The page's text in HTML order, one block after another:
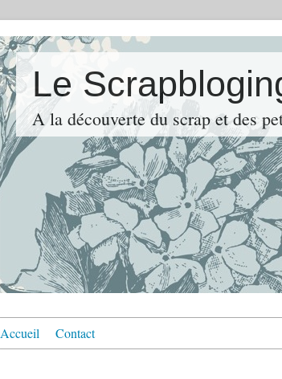
Le
A la découverte du scrap et des
Accueil Contact